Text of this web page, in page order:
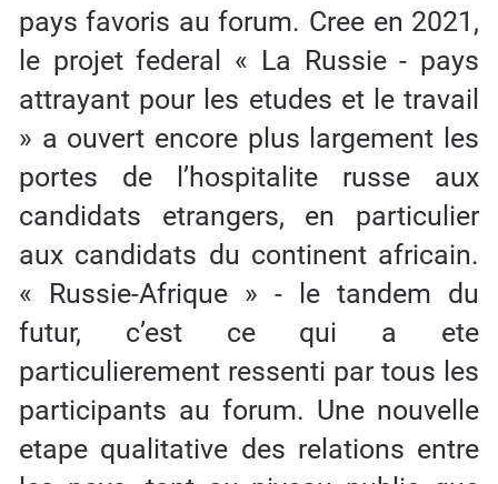
pays favoris au forum. Cree en 2021,
le projet federal « La Russie - pays
attrayant pour les etudes et le travail
» a ouvert encore plus largement les
portes de l’hospitalite russe aux
candidats etrangers, en particulier
aux candidats du continent africain.
« Russie-Afrique » - le tandem du
futur, c’est ce qui a ete
particulierement ressenti par tous les
participants au forum. Une nouvelle
etape qualitative des relations entre